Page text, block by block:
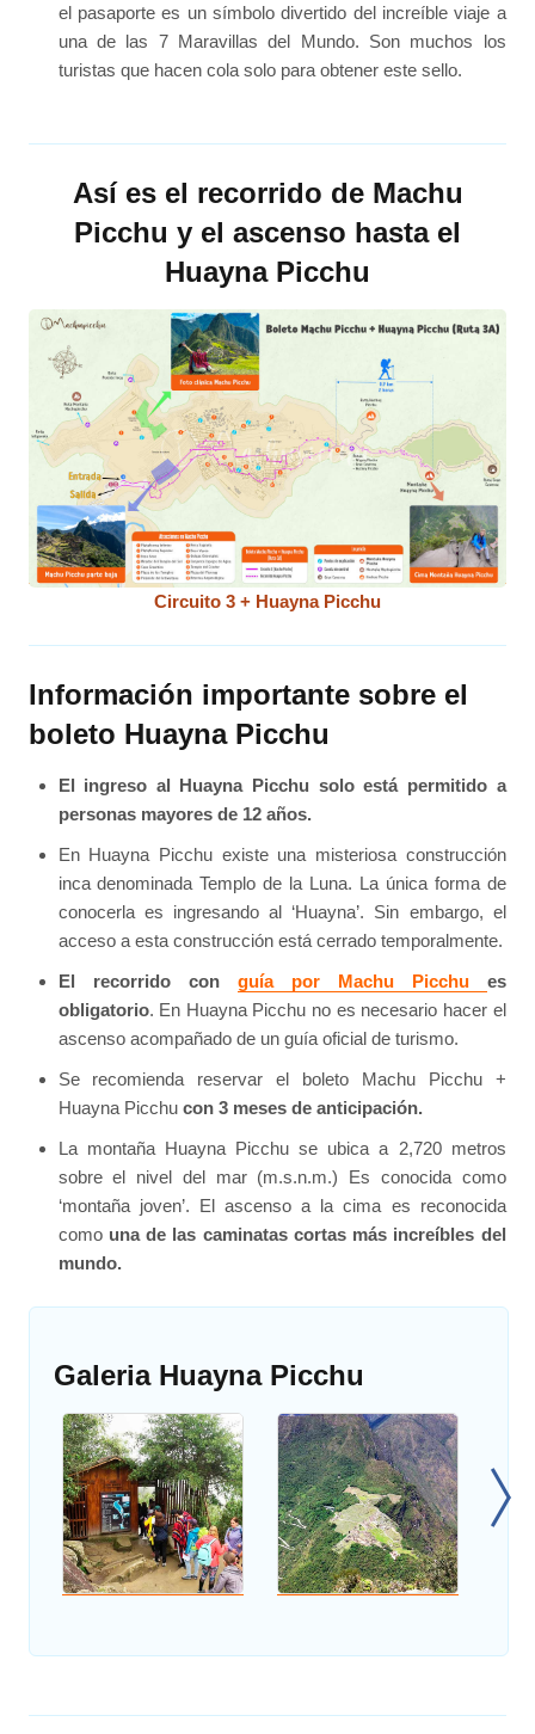
el pasaporte es un símbolo divertido del increíble viaje a
una de las 7 Maravillas del Mundo. Son muchos los
turistas que hacen cola solo para obtener este sello.
Así es el recorrido de Machu
Picchu y el ascenso hasta el
Huayna Picchu
Circuito 3 + Huayna Picchu
Información importante sobre el
boleto Huayna Picchu
El ingreso al Huayna Picchu solo está permitido a
personas mayores de 12 años.
En Huayna Picchu existe una misteriosa construcción
inca denominada Templo de la Luna. La única forma de
conocerla es ingresando al ‘Huayna’. Sin embargo, el
acceso a esta construcción está cerrado temporalmente.
El recorrido con guía por Machu Picchu es
obligatorio. En Huayna Picchu no es necesario hacer el
ascenso acompañado de un guía oficial de turismo.
Se recomienda reservar el boleto Machu Picchu +
Huayna Picchu con 3 meses de anticipación.
La montaña Huayna Picchu se ubica a 2,720 metros
sobre el nivel del mar (m.s.n.m.) Es conocida como
‘montaña joven’. El ascenso a la cima es reconocida
como una de las caminatas cortas más increíbles del
mundo.
Galeria Huayna Picchu